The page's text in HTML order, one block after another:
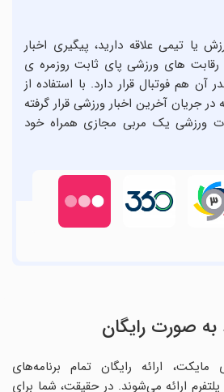
یا تیمی علاقه دارید، پیگیری اخبار
های ورزشی پای ثابت روزمره ی
هم فوتبال قرار دارد. با استفاده از
جریان آخرین اخبار ورزشی قرار گرفته
ورزشی یک مربی مجازی همراه خود
به صورت رایگان
ارائه رایگان تمام برنامه‌های
ارائه می‌شوند. در حقیقت، شما برای